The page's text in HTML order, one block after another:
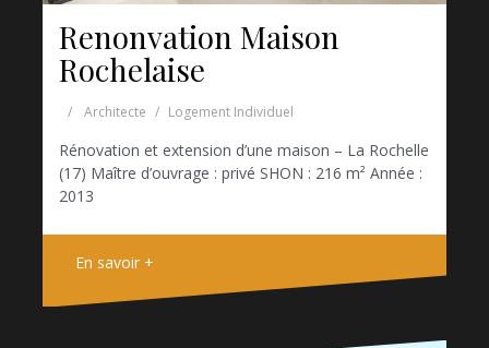
Renonvation Maison
Rochelaise
Architecte Logement Individuel
Rénovation et extension d’une maison – La Rochelle
(17) Maître d’ouvrage : privé SHON : 216 m² Année :
2013
En savoir +